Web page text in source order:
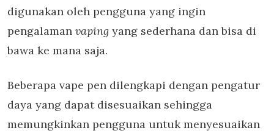
digunakan oleh pengguna yang ingin
pengalaman vaping yang sederhana dan bisa di
bawa ke mana saja.
Beberapa vape pen dilengkapi dengan pengatur
daya yang dapat disesuaikan sehingga
memungkinkan pengguna untuk menyesuaikan